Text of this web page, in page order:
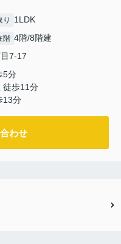
り 1LDK
階 4階/8階建
7-17
5分
徒歩11分
13分
わせ